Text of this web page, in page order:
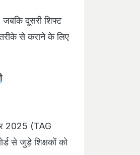
जबकि दूसरी शिफ्ट
से कराने के लिए
2025 (TAG
से जुड़े शिक्षकों को